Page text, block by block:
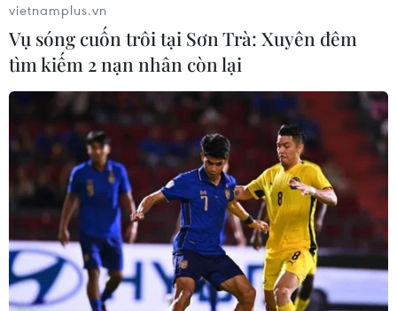
vietnamplus.vn
Vụ sóng cuốn trôi tại Sơn Trà: Xuyên đêm
tìm kiếm 2 nạn nhân còn lại